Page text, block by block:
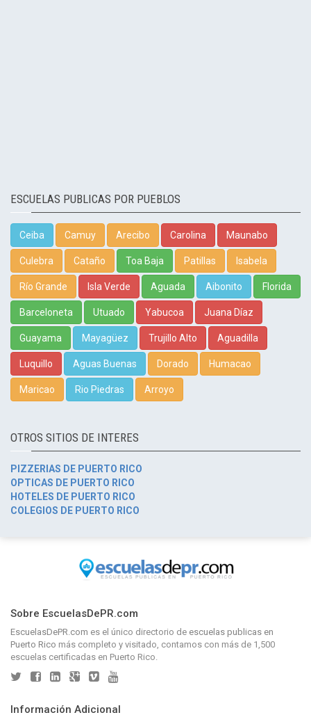
ESCUELAS PUBLICAS POR PUEBLOS
Ceiba Camuy Arecibo Carolina Maunabo
Culebra Cataño Toa Baja Patillas Isabela
Río Grande Isla Verde Aguada Aibonito Florida
Barceloneta Utuado Yabucoa Juana Díaz
Guayama Mayagüez Trujillo Alto Aguadilla
Luquillo Aguas Buenas Dorado Humacao
Maricao Rio Piedras Arroyo
OTROS SITIOS DE INTERES
PIZZERIAS DE PUERTO RICO
OPTICAS DE PUERTO RICO
HOTELES DE PUERTO RICO
COLEGIOS DE PUERTO RICO
Sobre EscuelasDePR.com
EscuelasDePR.com es el único directorio de escuelas publicas en
Puerto Rico más completo y visitado, contamos con más de 1,500
escuelas certificadas en Puerto Rico.
Información Adicional